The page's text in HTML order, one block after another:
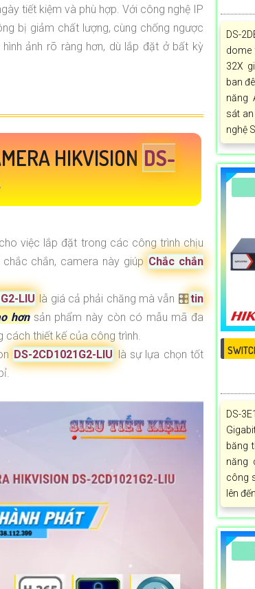
tiết kiệm và phù hợp. Với công nghệ IP
bị giảm chất lượng, cùng chống ngược
hình ảnh rõ ràng hơn, dù lắp đặt ở bất kỳ
HIKVISION DS-
việc lắp đặt trong các công trình chịu
chắn, camera này giúp Chắc chắn
LIU là giá cả phải chăng mà vẫn 🎛 tin
hơnsản phẩm này còn có mẫu mã đa
cách thiết kế của công trình.
DS-2CD1021G2-LIU
là sự lựa chọn tốt
DS-
dome
32X
ban
năng
sát
nghệ
DS-
băng
năng
công
lên